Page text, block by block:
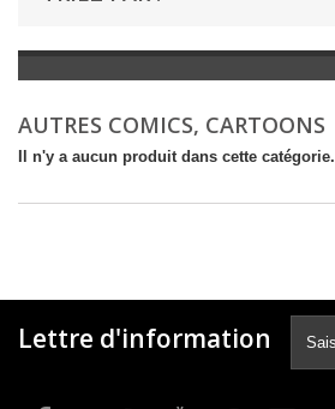
LIVRES ANCIENS AVANT 1900
AUTRES COMICS, CARTOONS
Il n'y a aucun produit dans cette catégorie.
Lettre d'information